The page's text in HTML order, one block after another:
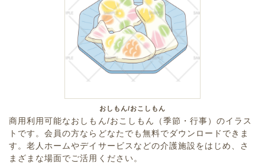
おしもん/おこしもん
商用利用可能なおしもん/おこしもん（季節・行事）のイラス
トです。会員の方ならどなたでも無料でダウンロードできま
す。老人ホームやデイサービスなどの介護施設をはじめ、さ
まざまな場面でご活用ください。